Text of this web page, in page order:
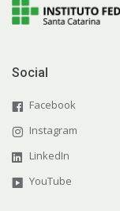
Social
Facebook
Instagram
LinkedIn
YouTube